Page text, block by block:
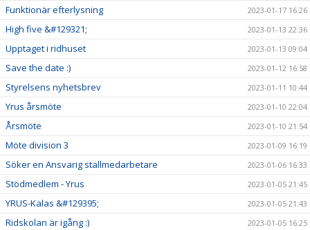
Funktionär efterlysning 2023-01-17 16:26
High five &#129321; 2023-01-13 22:36
Upptaget i ridhuset 2023-01-13 09:04
Save the date :) 2023-01-12 16:58
Styrelsens nyhetsbrev 2023-01-11 10:44
Yrus årsmöte 2023-01-10 22:04
Årsmöte 2023-01-10 21:54
Möte division 3 2023-01-09 16:19
Söker en Ansvarig stallmedarbetare 2023-01-06 16:33
Stödmedlem - Yrus 2023-01-05 21:45
YRUS-Kalas &#129395; 2023-01-05 21:43
Ridskolan är igång :) 2023-01-05 16:25